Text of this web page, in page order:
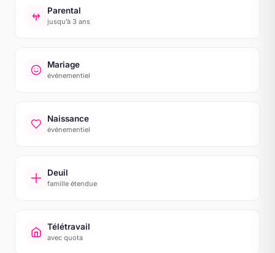
Parental
jusqu’à 3 ans
Mariage
événementiel
Naissance
événementiel
Deuil
famille étendue
Télétravail
avec quota